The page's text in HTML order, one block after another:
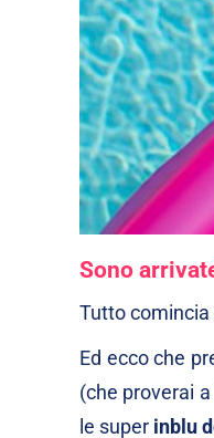
Sono
Tutto comincia
Ed ecco che
(che proverai
le super inblu